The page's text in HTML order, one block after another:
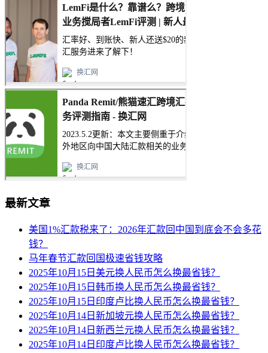
最新文章
美国1%汇款税来了：2026年汇款回中国到底会不会多花
钱？
马年春节汇款回国极速省钱攻略
2025年10月15日美元换人民币怎么换最省钱？
2025年10月15日韩币换人民币怎么换最省钱？
2025年10月15日印度卢比换人民币怎么换最省钱？
2025年10月14日新加坡元换人民币怎么换最省钱？
2025年10月14日新西兰元换人民币怎么换最省钱？
2025年10月14日印度卢比换人民币怎么换最省钱？